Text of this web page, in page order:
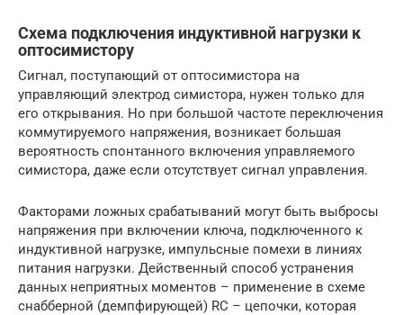
Схема подключения индуктивной нагрузки к
оптосимистору
Сигнал, поступающий от оптосимистора на
управляющий электрод симистора, нужен только для
его открывания. Но при большой частоте переключения
коммутируемого напряжения, возникает большая
вероятность спонтанного включения управляемого
симистора, даже если отсутствует сигнал управления.
Факторами ложных срабатываний могут быть выбросы
напряжения при включении ключа, подключенного к
индуктивной нагрузке, импульсные помехи в линиях
питания нагрузки. Действенный способ устранения
данных неприятных моментов – применение в схеме
снабберной (демпфирующей) RC – цепочки, которая